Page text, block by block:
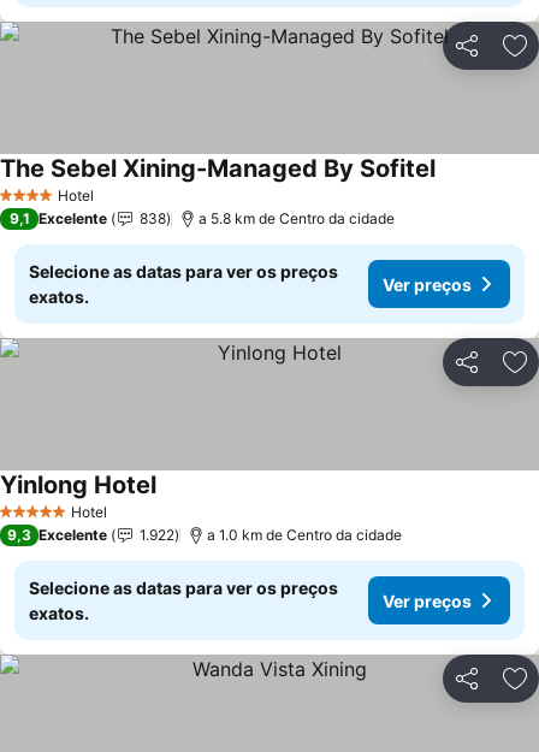
Partilhar
4 EstrelasHotel
The Sebel Xining-Managed By Sofitel
9,1 Excelente 838 a 5.8 km de Centro da cidade
Selecione as datas para ver os preços
exatos.
Ver preços
Partilhar
5 Estrelas Hotel
Yinlong Hotel
9,3 Excelente 1.922 a 1.0 km de Centro da cidade
Selecione as datas para ver os preços
exatos.
Ver preços
Partilhar